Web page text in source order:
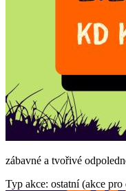
zábavné a tvořivé
Typ akce: ostatní (akce